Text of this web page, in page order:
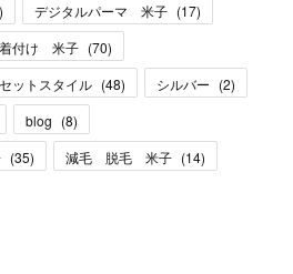
) デジタルパーマ 米子 (17)
着付け 米子 (70)
セットスタイル (48) シルバー (2)
blog (8)
(35) 減毛 脱毛 米子 (14)